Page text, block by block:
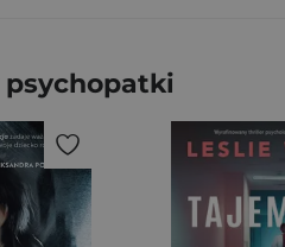
psychopatki